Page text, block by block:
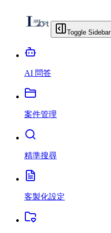
Toggle Sidebar
AI 問答
案件管理
精準搜尋
客製化設定